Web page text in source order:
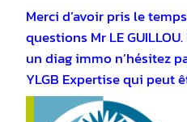
Merci d’avoir pris le
questions Mr LE
un diag immo n’hésitez
YLGB Expertise qui peut